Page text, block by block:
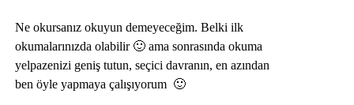
Ne okursanız okuyun demeyeceğim. Belki ilk
okumalarınızda olabilir 🙂 ama sonrasında okuma
yelpazenizi geniş tutun, seçici davranın, en azından
ben öyle yapmaya çalışıyorum 🙂